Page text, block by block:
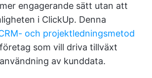
engagerande sätt utan att
i ClickUp. Denna
och projektledningsmetod
som vill driva tillväxt
av kunddata.